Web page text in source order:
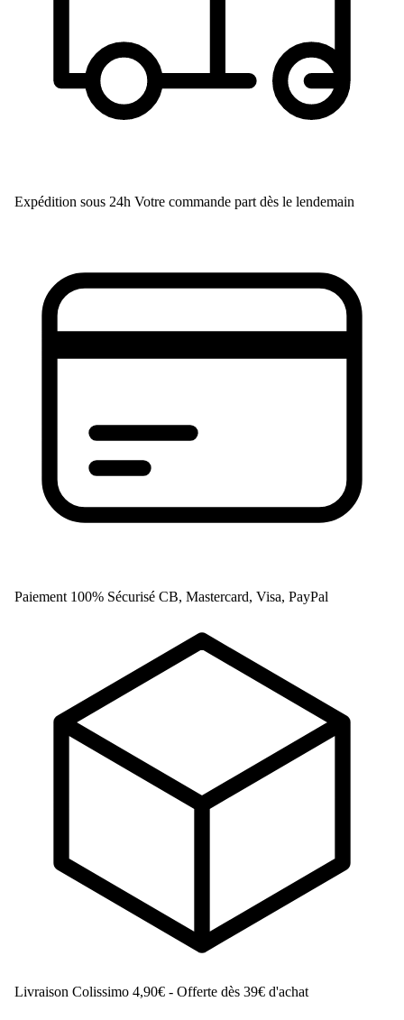
Expédition sous 24h Votre commande part dès le lendemain
Paiement 100% Sécurisé CB, Mastercard, Visa, PayPal
Livraison Colissimo 4,90€ - Offerte dès 39€ d'achat